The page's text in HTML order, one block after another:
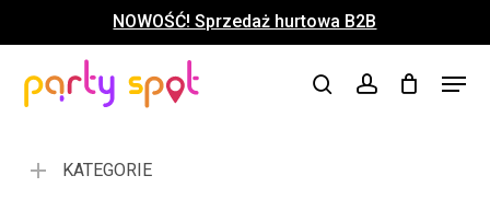
to
content
NOWOŚĆ! Sprzedaż hurtowa B2B
searchaccount
Menu
Koszyk Close
KATEGORIE
Menu